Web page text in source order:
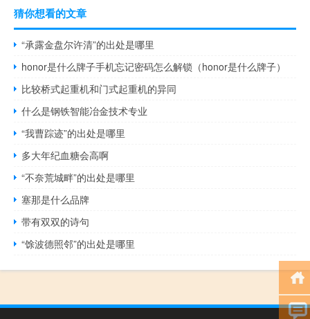
猜你想看的文章
“承露金盘尔许清”的出处是哪里
honor是什么牌子手机忘记密码怎么解锁（honor是什么牌子）
比较桥式起重机和门式起重机的异同
什么是钢铁智能冶金技术专业
“我曹踪迹”的出处是哪里
多大年纪血糖会高啊
“不奈荒城畔”的出处是哪里
塞那是什么品牌
带有双双的诗句
“馀波德照邻”的出处是哪里